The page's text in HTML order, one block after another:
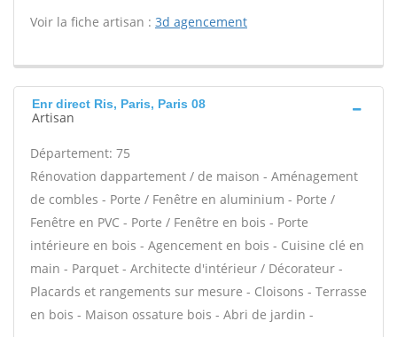
Voir la fiche artisan : 3d agencement
Enr direct Ris, Paris, Paris 08
Artisan
Département: 75
Rénovation dappartement / de maison - Aménagement
de combles - Porte / Fenêtre en aluminium - Porte /
Fenêtre en PVC - Porte / Fenêtre en bois - Porte
intérieure en bois - Agencement en bois - Cuisine clé en
main - Parquet - Architecte d'intérieur / Décorateur -
Placards et rangements sur mesure - Cloisons - Terrasse
en bois - Maison ossature bois - Abri de jardin -